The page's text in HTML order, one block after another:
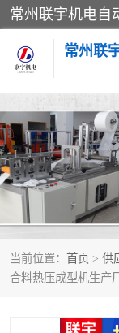
常州联
当前位置： 首页 > 供
合料热压成型机生产
压花定型机以及
高频热合机
超声波复合压
3040凹凸压花机